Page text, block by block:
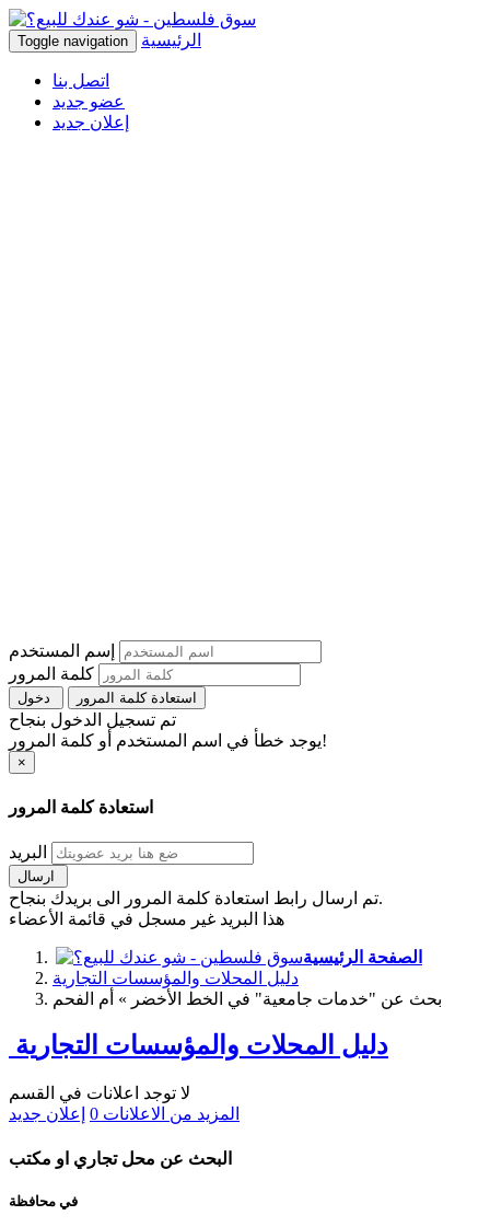
Toggle navigation الرئيسية
اتصل بنا
عضو جديد
إعلان جديد
إسم المستخدم
كلمة المرور
استعادة كلمة المرور
تم تسجيل الدخول بنجاح
يوجد خطأ في اسم المستخدم أو كلمة المرور!
×
استعادة كلمة المرور
البريد
تم ارسال رابط استعادة كلمة المرور الى بريدك بنجاح.
هذا البريد غير مسجل في قائمة الأعضاء
الصفحة الرئيسية
دليل المحلات والمؤسسات التجارية
بحث عن "خدمات جامعية" في الخط الأخضر » أم الفحم
دليل المحلات والمؤسسات التجارية
لا توجد اعلانات في القسم
المزيد من الاعلانات 0 إعلان جديد
البحث عن محل تجاري او مكتب
في محافظة